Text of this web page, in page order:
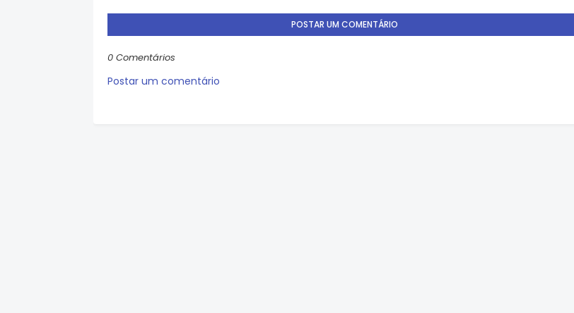
POSTAR UM COMENTÁRIO
0 Comentários
Postar um comentário